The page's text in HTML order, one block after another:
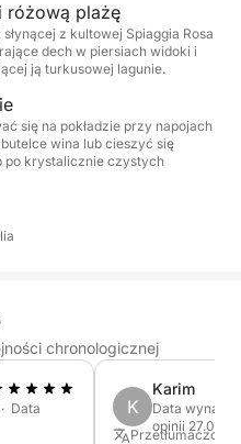
aby przeżyć
morskie
sposób na odkrycie
łączący relaks,
w piersiach krajobrazy
Sardynii.
różową plażę
z kultowej Spiaggia Rosa
dech w piersiach widoki i
ją turkusowej lagunie.
się na pokładzie przy napojach
wina lub cieszyć się
po krystalicznie czystych
chronologicznej
Data
K
Karim
Data
opinii
Przetłumaczone